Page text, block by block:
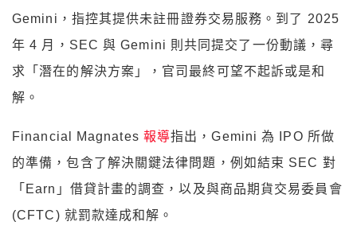
Gemini，指控其提供未註冊證券交易服務。到了 2025
年 4 月，SEC 與 Gemini 則共同提交了一份動議，尋
求「潛在的解決方案」，官司最終可望不起訴或是和
解。
Financial Magnates 報導指出，Gemini 為 IPO 所做
的準備，包含了解決關鍵法律問題，例如結束 SEC 對
「Earn」借貸計畫的調查，以及與商品期貨交易委員會
(CFTC) 就罰款達成和解。